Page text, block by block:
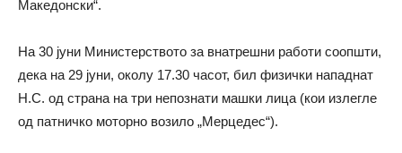
Македонски“.
На 30 јуни Министерството за внатрешни работи соопшти,
дека на 29 јуни, околу 17.30 часот, бил физички нападнат
Н.С. од страна на три непознати машки лица (кои излегле
од патничко моторно возило „Мерцедес“).